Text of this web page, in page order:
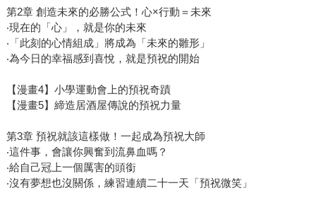
第2章 創造未來的必勝公式！心×行動＝未來
‧現在的「心」，就是你的未來
‧「此刻的心情組成」將成為「未來的雛形」
‧為今日的幸福感到喜悅，就是預祝的開始
【漫畫4】小學運動會上的預祝奇蹟
【漫畫5】締造居酒屋傳說的預祝力量
第3章 預祝就該這樣做！一起成為預祝大師
‧這件事，會讓你興奮到流鼻血嗎？
‧給自己冠上一個厲害的頭銜
‧沒有夢想也沒關係，練習連續二十一天「預祝微笑」